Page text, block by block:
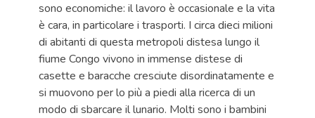
sono economiche: il lavoro è occasionale e la vita
è cara, in particolare i trasporti. I circa dieci milioni
di abitanti di questa metropoli distesa lungo il
fiume Congo vivono in immense distese di
casette e baracche cresciute disordinatamente e
si muovono per lo più a piedi alla ricerca di un
modo di sbarcare il lunario. Molti sono i bambini